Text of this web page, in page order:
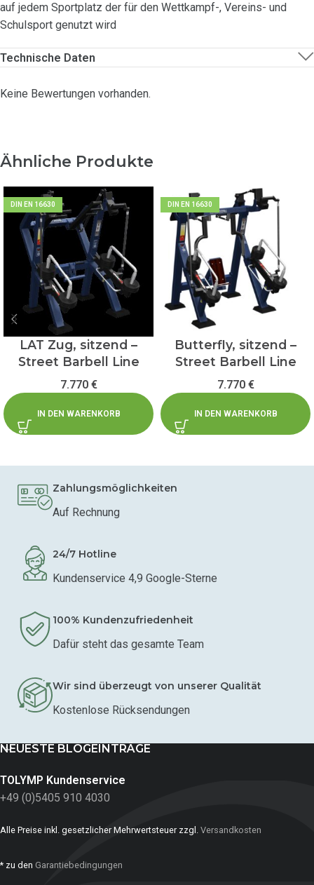
auf jedem Sportplatz der für den Wettkampf-, Vereins- und
Schulsport genutzt wird
Technische Daten
Keine Bewertungen vorhanden.
Ähnliche Produkte
DIN EN 16630
LAT Zug, sitzend –
Street Barbell Line
7.770 €
IN DEN WARENKORB
DIN EN 16630
Butterfly, sitzend –
Street Barbell Line
7.770 €
IN DEN WARENKORB
Zahlungsmöglichkeiten
Auf Rechnung
24/7 Hotline
Kundenservice 4,9 Google-Sterne
100% Kundenzufriedenheit
Dafür steht das gesamte Team
Wir sind überzeugt von unserer Qualität
Kostenlose Rücksendungen
NEUESTE BLOGEINTRÄGE
TOLYMP Kundenservice
+49 (0)5405 910 4030
Alle Preise inkl. gesetzlicher Mehrwertsteuer zzgl. Versandkosten
* zu den Garantiebedingungen